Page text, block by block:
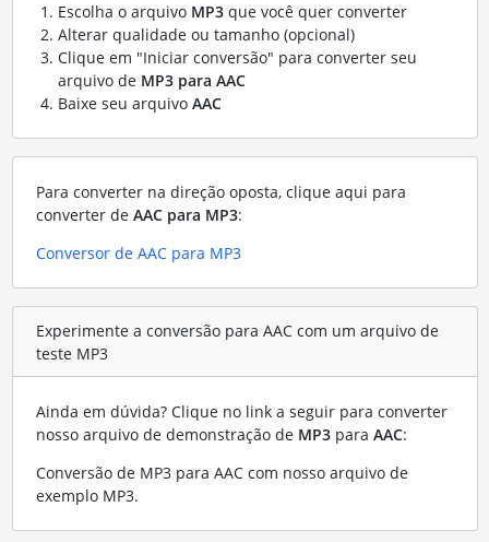
Escolha o arquivo MP3que você quer converter
Alterar qualidade ou tamanho (opcional)
Clique em "Iniciar conversão" para converter seu
arquivo de MP3 para AAC
Baixe seu arquivo AAC
Para converter na direção oposta, clique aqui para
converter de AAC para MP3:
Conversor de AAC para MP3
Experimente a conversão para AAC com um arquivo de
teste MP3
Ainda em dúvida? Clique no link a seguir para converter
nosso arquivo de demonstração de MP3para AAC:
Conversão de MP3 para AAC com nosso arquivo de
exemplo MP3.